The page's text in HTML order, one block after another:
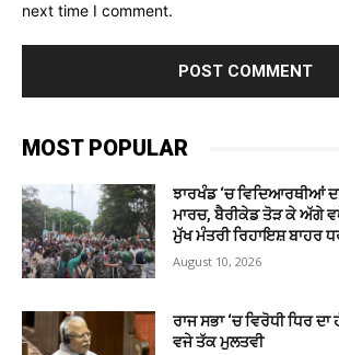
next time I comment.
MOST POPULAR
ਝਾਰਖੰਡ ‘ਚ ਵਿਦਿਆਰਥੀਆਂ
ਮਾਰਚ, ਬੈਰੀਕੇਡ ਤੋੜ ਕੇ ਅੱਗੇ
ਮੁੱਖ ਮੰਤਰੀ ਰਿਹਾਇਸ਼ ਬਾਹਰ
August 10, 2026
ਰਾਜ ਸਭਾ ‘ਚ ਵਿਰੋਧੀ ਧਿਰ
ਵਜੇ ਤੱਕ ਮੁਲਤਵੀ